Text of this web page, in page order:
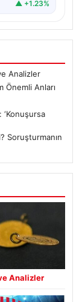
▲ +1.23%
Analizler
Önemli Anları
‘Konuşursa
Soruşturmanın
Analizler